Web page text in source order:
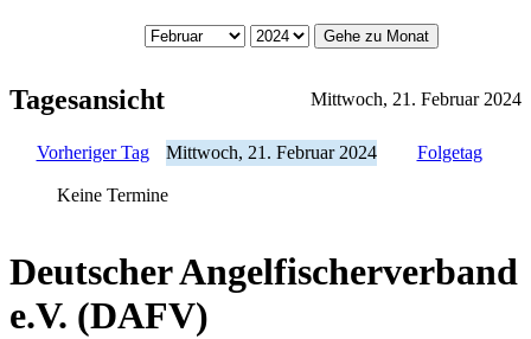
Gehe zu Monat
Tagesansicht Mittwoch, 21. Februar 2024
Vorheriger Tag Mittwoch, 21. Februar 2024 Folgetag
Keine Termine
Deutscher Angelfischerverband
e.V. (DAFV)